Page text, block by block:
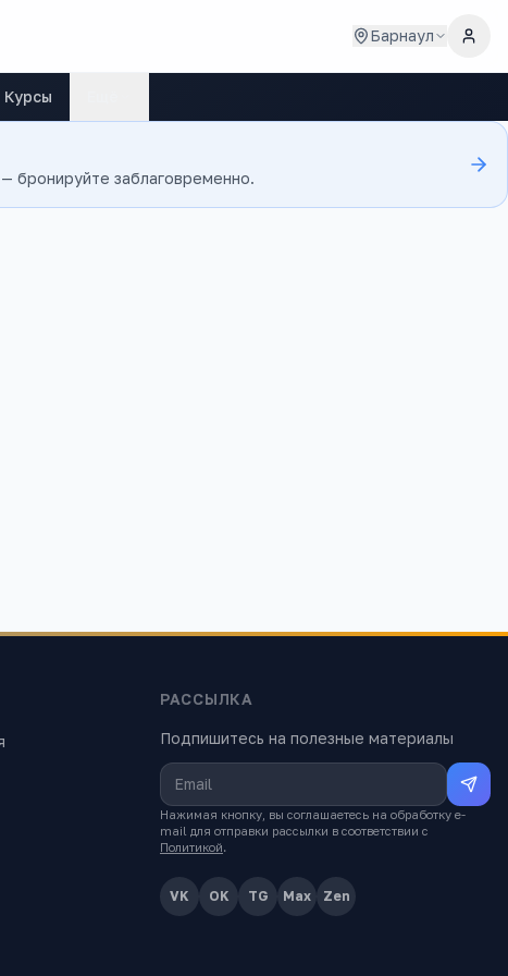
Барнаул
Курсы
бронируйте заблаговременно.
РАССЫЛКА
Подпишитесь на полезные материалы
Нажимая кнопку, вы соглашаетесь на обработку e-
mail для отправки рассылки в соответствии с
Политикой.
VK OK TG Max Zen